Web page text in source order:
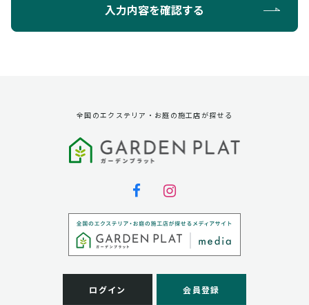
第三者への提供
弊社は法律で定められている場合を除いて、お客様の個
個人情報の取扱い業務の委託
弊社は事業運営上、お客様により良いサービスを提供す
るために業務の一部を外部に委託しており、業務委託先
客様には、貴殿の個人情報の利用目的の通知、開示、訂
入力内容を確認する
全国のエクステリア・お庭の施工店が探せる
ログイン 会員登録